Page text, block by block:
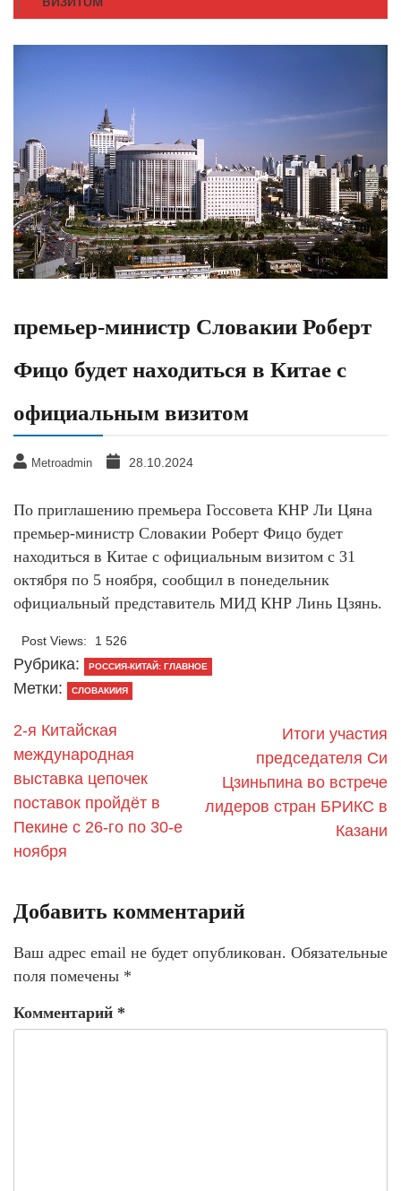
премьер-министр Словакии Роберт
Фицо будет находиться в Китае с
официальным визитом
Metroadmin 28.10.2024
По приглашению премьера Госсовета КНР Ли Цяна
премьер-министр Словакии Роберт Фицо будет
находиться в Китае с официальным визитом с 31
октября по 5 ноября, сообщил в понедельник
официальный представитель МИД КНР Линь Цзянь.
Post Views: 1 526
Рубрика: РОССИЯ-КИТАЙ: ГЛАВНОЕ
Метки: СЛОВАКИИЯ
2-я Китайская
международная
выставка цепочек
поставок пройдёт в
Пекине с 26-го по 30-е
ноября
Итоги участия
председателя Си
Цзиньпина во встрече
лидеров стран БРИКС в
Казани
Добавить комментарий
Ваш адрес email не будет опубликован. Обязательные
поля помечены *
Комментарий *